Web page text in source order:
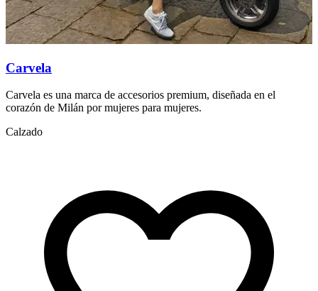
Carvela
Carvela es una marca de accesorios premium, diseñada en el
corazón de Milán por mujeres para mujeres.
Calzado